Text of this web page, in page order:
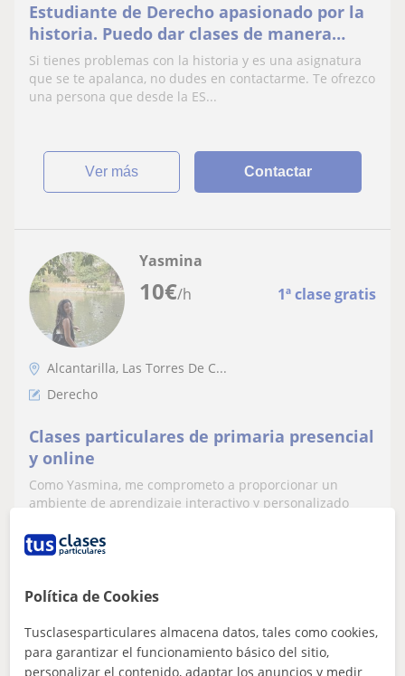
Estudiante de Derecho apasionado por la
historia. Puedo dar clases de manera
tanto presencial como online.
Si tienes problemas con la historia y es una asignatura
que se te apalanca, no dudes en contactarme. Te ofrezco
una persona que desde la ES...
ver más Contactar
10€/h 1ª clase gratis
Yasmina
Alcantarilla, Las Torres De C...
Derecho
Clases particulares de primaria presencial
y online
Como Yasmina, me comprometo a proporcionar un
ambiente de aprendizaje interactivo y personalizado
ver más
Política de Cookies
Tusclasesparticulares almacena datos, tales como cookies,
para garantizar el funcionamiento básico del sitio,
personalizar el contenido, adaptar los anuncios y medir